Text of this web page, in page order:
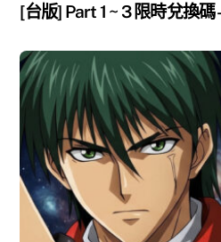
[台版] Part 1 ~ 3 限時兌換碼